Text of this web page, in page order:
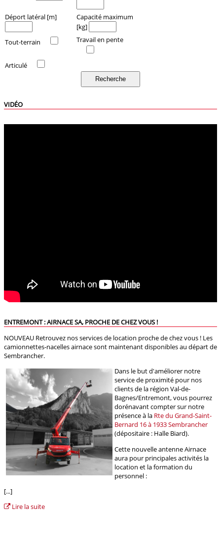
Déport latéral [m]
Capacité maximum
[kg]
Tout-terrain
Travail en pente
Articulé
VIDÉO
ENTREMONT : AIRNACE SA, PROCHE DE CHEZ VOUS !
NOUVEAU Retrouvez nos services de location proche de chez vous ! Les
camionnettes-nacelles airnace sont maintenant disponibles au départ de
Sembrancher.
Dans le but d'améliorer notre
service de proximité pour nos
clients de la région Val-de-
Bagnes/Entremont, vous pourrez
dorénavant compter sur notre
présence à la Rte du Grand-Saint-
Bernard 16 à 1933 Sembrancher
(dépositaire : Halle Biard).
Cette nouvelle antenne Airnace
aura pour principales activités la
location et la formation du
personnel :
[...]
Lire la suite